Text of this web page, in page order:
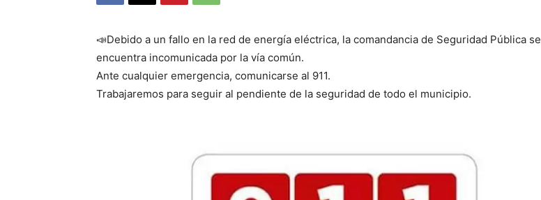
📣Debido a un fallo en la red de energía eléctrica, la comandancia de Seguridad Pública se
encuentra incomunicada por la vía común.
Ante cualquier emergencia, comunicarse al 911.
Trabajaremos para seguir al pendiente de la seguridad de todo el municipio.